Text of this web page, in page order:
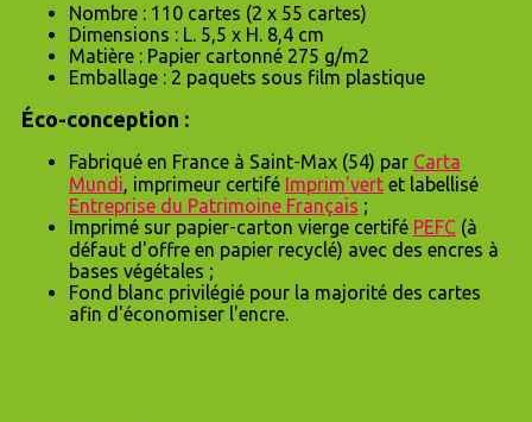
Nombre : 110 cartes (2 x 55 cartes)
Dimensions : L. 5,5 x H. 8,4 cm
Matière : Papier cartonné 275 g/m2
Emballage : 2 paquets sous film plastique
Éco-conception :
Fabriqué en France à Saint‐Max (54) par Carta
Mundi , imprimeur certifé Imprim'vert et labellisé
Entreprise du Patrimoine Français ;
Imprimé sur papier‐carton vierge certifé PEFC (à
défaut d'offre en papier recyclé) avec des encres à
bases végétales ;
Fond blanc privilégié pour la majorité des cartes
afin d'économiser l'encre.